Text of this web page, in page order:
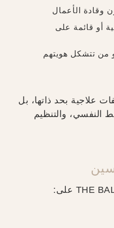
وقادة الأعمال
أو قائمة على
من تتشكل هويتهم
علاجية بحد ذاتها، بل
النفسي، والتنظيم